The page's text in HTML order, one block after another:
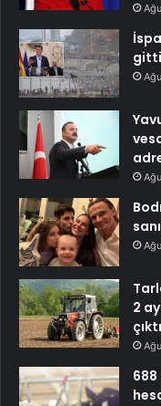
2
çıktı